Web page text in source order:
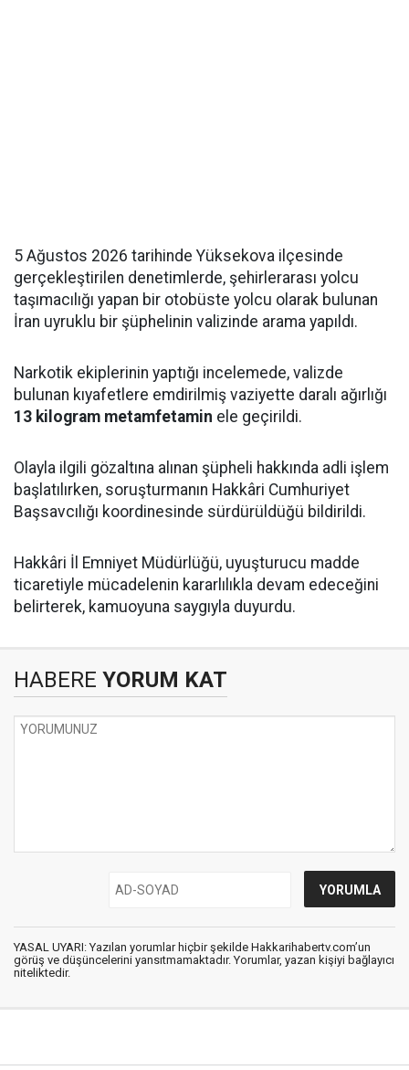
5 Ağustos 2026 tarihinde Yüksekova ilçesinde
gerçekleştirilen denetimlerde, şehirlerarası yolcu
taşımacılığı yapan bir otobüste yolcu olarak bulunan
İran uyruklu bir şüphelinin valizinde arama yapıldı.
Narkotik ekiplerinin yaptığı incelemede, valizde
bulunan kıyafetlere emdirilmiş vaziyette daralı ağırlığı
13 kilogram metamfetamin ele geçirildi.
Olayla ilgili gözaltına alınan şüpheli hakkında adli işlem
başlatılırken, soruşturmanın Hakkâri Cumhuriyet
Başsavcılığı koordinesinde sürdürüldüğü bildirildi.
Hakkâri İl Emniyet Müdürlüğü, uyuşturucu madde
ticaretiyle mücadelenin kararlılıkla devam edeceğini
belirterek, kamuoyuna saygıyla duyurdu.
HABERE YORUM KAT
YASAL UYARI: Yazılan yorumlar hiçbir şekilde Hakkarihabertv.com’un
görüş ve düşüncelerini yansıtmamaktadır. Yorumlar, yazan kişiyi bağlayıcı
niteliktedir.